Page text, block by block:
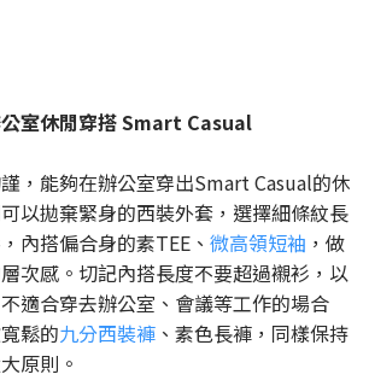
室休閒穿搭 Smart Casual
，能夠在辦公室穿出Smart Casual的休
以拋棄緊身的西裝外套，選擇細條紋長
內搭偏合身的素TEE、 微高領短袖 ，做
次感。切記內搭長度不要超過襯衫，以
適合穿去辦公室、會議等工作的場合
鬆的九分西裝褲 、素色長褲，同樣保持
原則。